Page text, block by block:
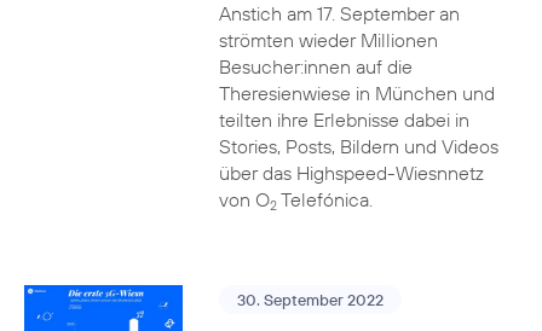
Anstich am 17. September an
strömten wieder Millionen
Besucher:innen auf die
Theresienwiese in München und
teilten ihre Erlebnisse dabei in
Stories, Posts, Bildern und Videos
über das Highspeed-Wiesnnetz
von O2Telefónica.
30. September 2022